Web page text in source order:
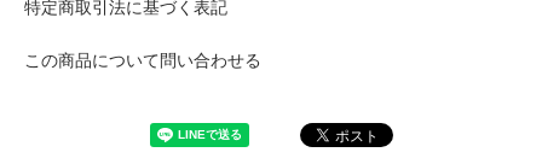
特定商取引法に基づく表記
この商品について問い合わせる